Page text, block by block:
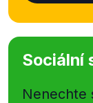
Sociální
Nenechte